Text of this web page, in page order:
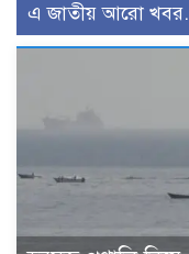
এ জাতীয় আরো